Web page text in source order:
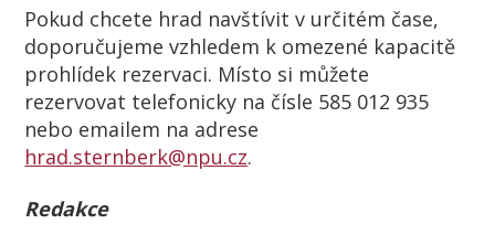
Pokud chcete hrad navštívit v určitém čase,
doporučujeme vzhledem k omezené kapacitě
prohlídek rezervaci. Místo si můžete
rezervovat telefonicky na čísle 585 012 935
nebo emailem na adrese
hrad.sternberk@npu.cz.
Redakce